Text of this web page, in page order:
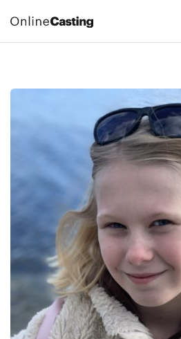
CASTINGS & JOBS